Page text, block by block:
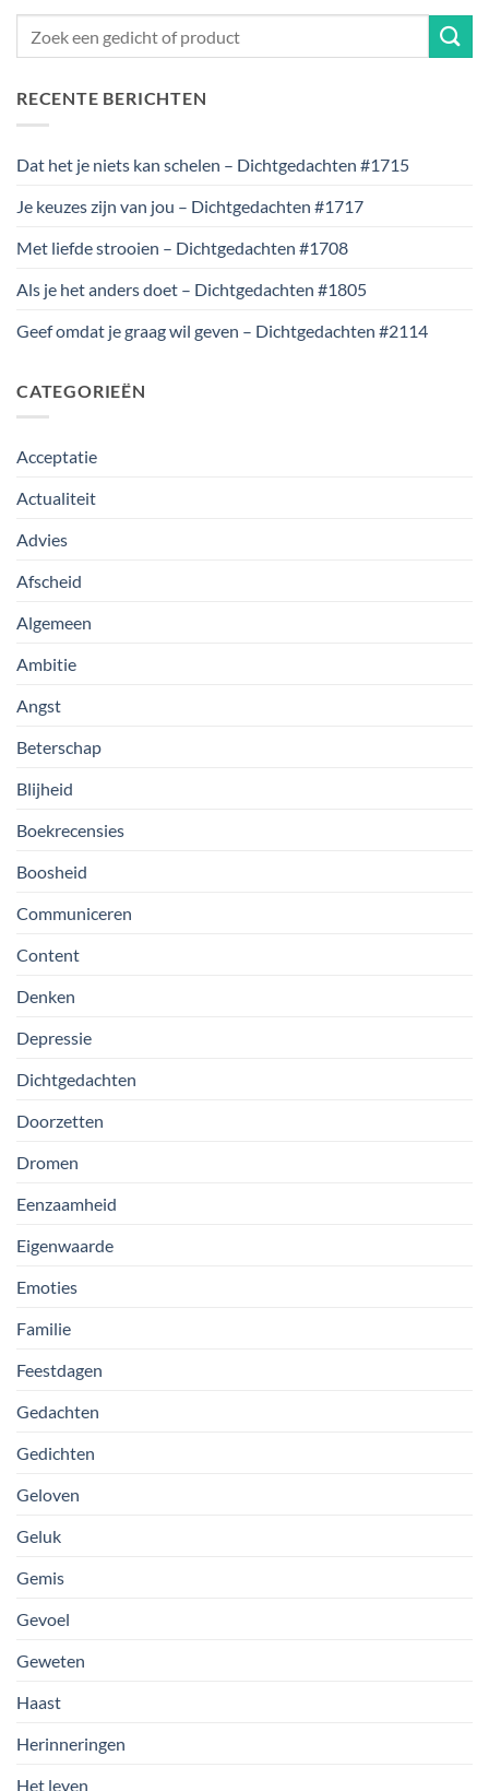
RECENTE BERICHTEN
Dat het je niets kan schelen – Dichtgedachten #1715
Je keuzes zijn van jou – Dichtgedachten #1717
Met liefde strooien – Dichtgedachten #1708
Als je het anders doet – Dichtgedachten #1805
Geef omdat je graag wil geven – Dichtgedachten #2114
CATEGORIEËN
Acceptatie
Actualiteit
Advies
Afscheid
Algemeen
Ambitie
Angst
Beterschap
Blijheid
Boekrecensies
Boosheid
Communiceren
Content
Denken
Depressie
Dichtgedachten
Doorzetten
Dromen
Eenzaamheid
Eigenwaarde
Emoties
Familie
Feestdagen
Gedachten
Gedichten
Geloven
Geluk
Gemis
Gevoel
Geweten
Haast
Herinneringen
Het leven